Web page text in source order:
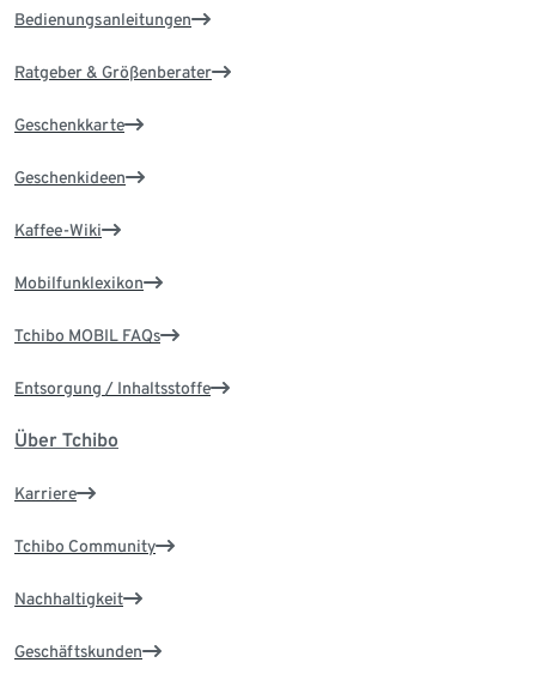
Bedienungsanleitungen
Ratgeber & Größenberater
Geschenkkarte
Geschenkideen
Kaffee-Wiki
Mobilfunklexikon
Tchibo MOBIL FAQs
Entsorgung / Inhaltsstoffe
Über Tchibo
Karriere
Tchibo Community
Nachhaltigkeit
Geschäftskunden